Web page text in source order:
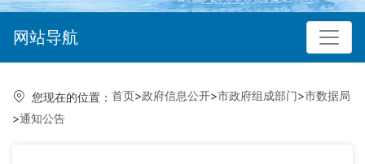
网站导航
您现在的位置： 首页>政府信息公开>市政府组成部门>市数据局
>通知公告